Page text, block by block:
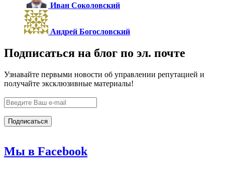
Иван Соколовский
Андрей Богословский
Подписаться на блог по эл. почте
Узнавайте первыми новости об управлении репутацией и
получайте эксклюзивные материалы!
Мы в Facebook